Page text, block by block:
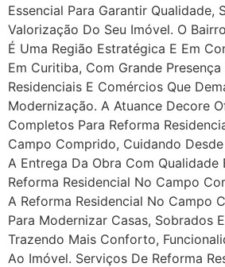
Essencial Para Garantir Qualidade,
Valorização Do Seu Imóvel. O
É Uma Região Estratégica E Em
Em Curitiba, Com Grande Presença
Residenciais E Comércios Que
Modernização. A Atuance Decore
Completos Para Reforma
Campo Comprido, Cuidando
A Entrega Da Obra Com Qualidade
Reforma Residencial No Campo
A Reforma Residencial No Campo
Para Modernizar Casas, Sobrados
Trazendo Mais Conforto,
Ao Imóvel. Serviços De Reforma